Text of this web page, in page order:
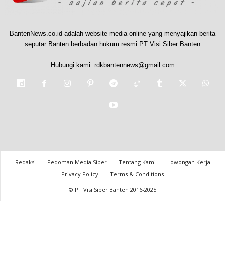
BantenNews.co.id adalah website media online yang menyajikan berita
seputar Banten berbadan hukum resmi PT Visi Siber Banten
Hubungi kami: rdkbantennews@gmail.com
Redaksi Pedoman Media Siber Tentang Kami
Lowongan Kerja
Privacy Policy
Terms & Conditions
© PT Visi Siber Banten 2016-2025